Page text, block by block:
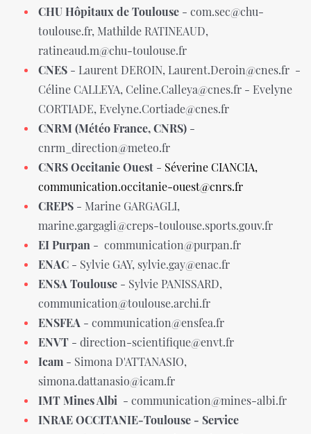
CHU Hôpitaux de Toulouse - com.sec@chu-
toulouse.fr, Mathilde RATINEAUD,
ratineaud.m@chu-toulouse.fr
CNES - Laurent DEROIN, Laurent.Deroin@cnes.fr -
Céline CALLEYA, Celine.Calleya@cnes.fr - Evelyne
CORTIADE, Evelyne.Cortiade@cnes.fr
CNRM (Météo France, CNRS) -
cnrm_direction@meteo.fr
CNRS Occitanie Ouest - Séverine CIANCIA,
communication.occitanie-ouest@cnrs.fr
CREPS - Marine GARGAGLI,
marine.gargagli@creps-toulouse.sports.gouv.fr
EI Purpan - communication@purpan.fr
ENAC - Sylvie GAY, sylvie.gay@enac.fr
ENSA Toulouse - Sylvie PANISSARD,
communication@toulouse.archi.fr
ENSFEA - communication@ensfea.fr
ENVT - direction-scientifique@envt.fr
Icam - Simona D'ATTANASIO,
simona.dattanasio@icam.fr
IMT Mines Albi - communication@mines-albi.fr
INRAE OCCITANIE-Toulouse - Service